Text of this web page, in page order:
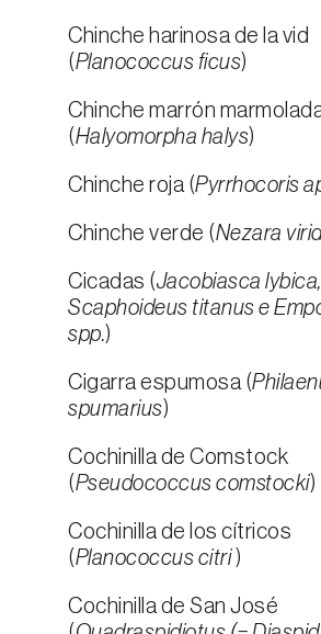
Chinche harinosa de la vid
(Planococcus ficus)
Chinche marrón
(Halyomorpha halys)
Chinche roja (Pyrrhocoris
Chinche verde (Nezara
Cicadas (Jacobiasca lybica,
Scaphoideus titanus e
spp.)
Cigarra espumosa (
spumarius)
Cochinilla de Comstock
(Pseudococcus comstocki)
Cochinilla de los cítricos
(Planococcus citri )
Cochinilla de San José